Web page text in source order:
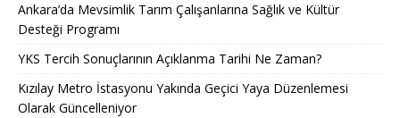
Ankara’da Mevsimlik Tarım Çalışanlarına Sağlık ve Kültür
Desteği Programı
YKS Tercih Sonuçlarının Açıklanma Tarihi Ne Zaman?
Kızılay Metro İstasyonu Yakında Geçici Yaya Düzenlemesi
Olarak Güncelleniyor